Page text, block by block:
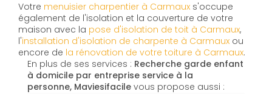
Votre menuisier charpentier à Carmaux s'occupe
également de l'isolation et la couverture de votre
maison avec la pose d'isolation de toit à Carmaux,
l'installation d'isolation de charpente à Carmaux ou
encore de la rénovation de votre toiture à Carmaux.
En plus de ses services : Recherche garde enfant
à domicile par entreprise service à la
personne, Maviesifacile vous propose aussi :